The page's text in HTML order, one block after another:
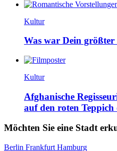
Kultur
Was war Dein
Kultur
Afghanische
auf den roten
Möchten Sie eine Stadt
Berlin Frankfurt Hamburg